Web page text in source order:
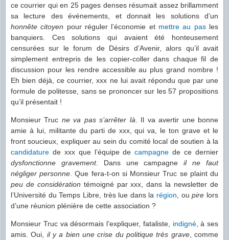
ce courrier qui en 25 pages denses résumait assez brillamment
sa lecture des événements, et donnait les solutions d’un
honnête citoyen pour réguler l’économie et mettre au pasles
banquiers. Ces solutions qui avaient été honteusement
censurées sur le forum de Désirs d’Avenir, alors qu’il avait
simplement entrepris de les copier-coller dans chaque fil de
discussion pour les rendre accessible au plus grand nombre !
Eh bien déjà, ce courrier, xxx ne lui avait répondu que par une
formule de politesse, sans se prononcer sur les 57 propositions
qu’il présentait !
Monsieur Truc ne va pas s’arrêter là . Il va avertir une bonne
amie à lui, militante du parti de xxx, qui va, le ton grave et le
front soucieux, expliquer au sein du comité local de soutien à la
candidature de xxx que l’équipe decampagne de ce dernier
dysfonctionne gravement. Dans une campagneil ne faut
négliger personne . Que fera-t-on si Monsieur Truc se plaint du
peu de considération témoigné par xxx, dans la newsletter de
l’Université du Temps Libre, très lue dans la région , oupire lors
d’une réunion plénière de cette association ?
Monsieur Truc va désormais l’expliquer, fataliste, indigné, à ses
amis. Oui, il y a bien une crise du politique très grave, comme